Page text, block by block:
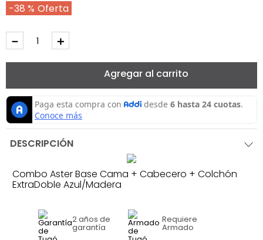
38 %
＋
－
Agregar al carrito
DESCRIPCIÓN
Combo Aster Base Cama + Cabecero + Colchón
ExtraDoble Azul/Madera
2 años de
garantía
Requiere
Armado